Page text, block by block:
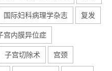
国际妇科病理学杂志 复发
宫内膜异位症
子宫切除术 宫颈